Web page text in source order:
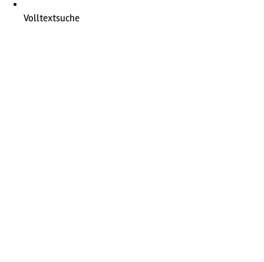
Volltextsuche